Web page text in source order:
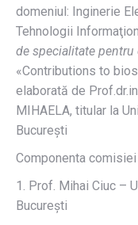
domeniul: Inginerie
Tehnologii
de specialitate pentru
«Contributions to
elaborată de
MIHAELA, titular la
Bucureşti
Componenta
1. Prof. Mihai Ciuc –
Bucureşti